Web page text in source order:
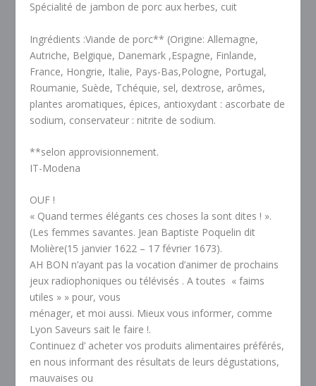
Spécialité de jambon de porc aux herbes, cuit
Ingrédients :Viande de porc** (Origine: Allemagne,
Autriche, Belgique, Danemark ,Espagne, Finlande,
France, Hongrie, Italie, Pays-Bas,Pologne, Portugal,
Roumanie, Suède, Tchéquie, sel, dextrose, arômes,
plantes aromatiques, épices, antioxydant : ascorbate de
sodium, conservateur : nitrite de sodium.
**selon approvisionnement.
IT-Modena
OUF !
« Quand termes élégants ces choses la sont dites ! ».
(Les femmes savantes. Jean Baptiste Poquelin dit
Molière(15 janvier 1622 – 17 février 1673).
AH BON n’ayant pas la vocation d’animer de prochains
jeux radiophoniques ou télévisés . A toutes « faims
utiles » » pour, vous
ménager, et moi aussi. Mieux vous informer, comme
Lyon Saveurs sait le faire !.
Continuez d’ acheter vos produits alimentaires préférés,
en nous informant des résultats de leurs dégustations,
mauvaises ou